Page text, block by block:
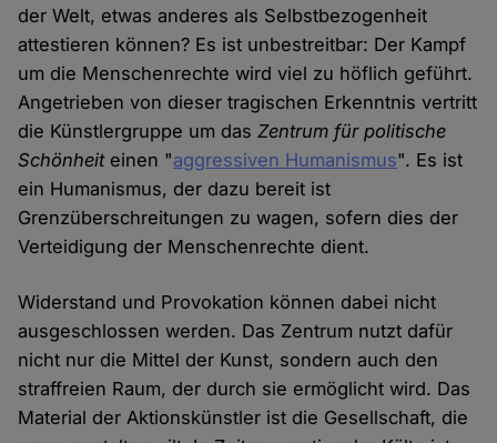
der Welt, etwas anderes als Selbstbezogenheit
attestieren können? Es ist unbestreitbar: Der Kampf
um die Menschenrechte wird viel zu höflich geführt.
Angetrieben von dieser tragischen Erkenntnis vertritt
die Künstlergruppe um dasZentrum für politische
Schönheiteinen "aggressiven Humanismus". Es ist
ein Humanismus, der dazu bereit ist
Grenzüberschreitungen zu wagen, sofern dies der
Verteidigung der Menschenrechte dient.
Widerstand und Provokation können dabei nicht
ausgeschlossen werden. Das Zentrum nutzt dafür
nicht nur die Mittel der Kunst, sondern auch den
straffreien Raum, der durch sie ermöglicht wird. Das
Material der Aktionskünstler ist die Gesellschaft, die